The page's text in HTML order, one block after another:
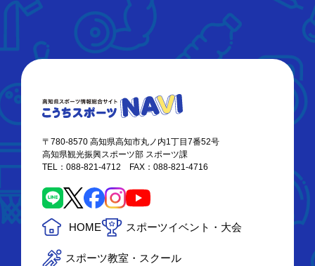
〒780-8570 高知県高知市丸ノ内1丁目7番52号
高知県観光振興スポーツ部 スポーツ課
TEL：088-821-4712 FAX：088-821-4716
HOME スポーツイベント・大会
スポーツ教室・スクール